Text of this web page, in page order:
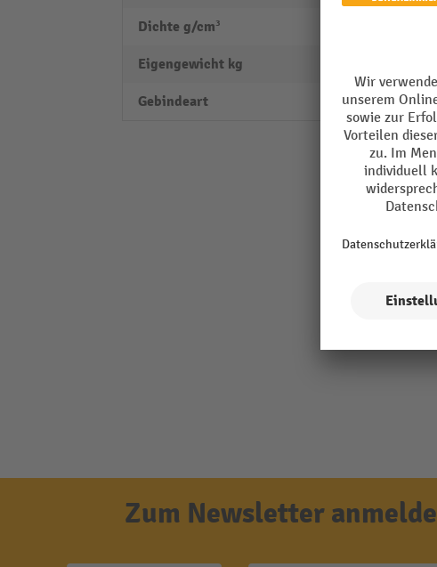
Dichte g/cm³
Eigengewicht kg
Gebindeart Beutel
Zum Newsletter